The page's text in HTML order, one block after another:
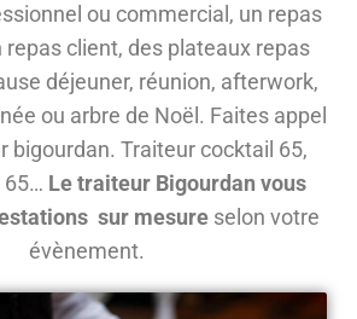
ou commercial, un repas
repas client, des plateaux repas
déjeuner, réunion, afterwork,
ou arbre de Noël. Faites appel
bigourdan. Traiteur cocktail 65,
65… Le traiteur Bigourdan vous
sur mesure selon votre
évènement.